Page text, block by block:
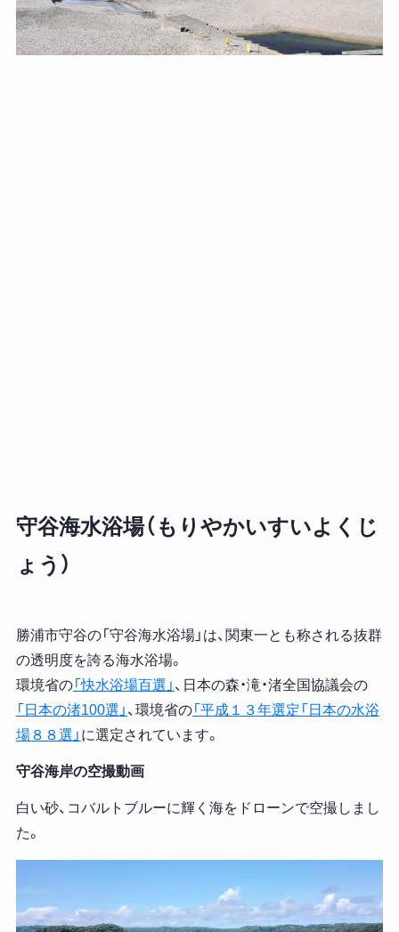
守谷海水浴場（もりやかいすいよくじ
ょう）
勝浦市守谷の「守谷海水浴場」は、関東一とも称される抜群
の透明度を誇る海水浴場。
環境省の「快水浴場百選」 、日本の森・滝・渚全国協議会の
「日本の渚100選」 、環境省の「平成１３年選定「日本の水浴
場８８選」 に選定されています。
守谷海岸の空撮動画
白い砂、コバルトブルーに輝く海をドローンで空撮しまし
た。